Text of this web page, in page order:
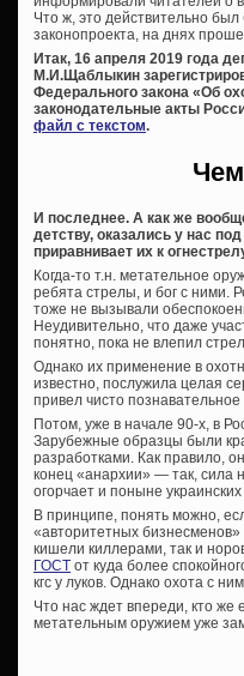
Что ж, это действительно
законопроекта, на днях
Итак, 16 апреля 2019 года
М.И.Щаблыкин
Федерального закона «Об
законодательные акты
файл с текстом.
И последнее. А как же
детству, оказались у нас
приравнивает их к
Когда-то т.н. метательное
ребята стрелы, и бог с ними.
тоже не вызывали
Неудивительно, что даже
понятно, пока не влепил
Однако их применение в
известно, послужила целая
привел чисто
Потом, уже в начале 90-х, в
Зарубежные образцы были
разработками. Как правило,
конец «анархии» — так, сила
огорчает и поныне украинских
В принципе, понять можно,
«авторитетных
кишели киллерами, так и
ГОСТ от куда более
кгс у луков. Однако охота с
Что нас ждет впереди, кто же
метательным оружием уже